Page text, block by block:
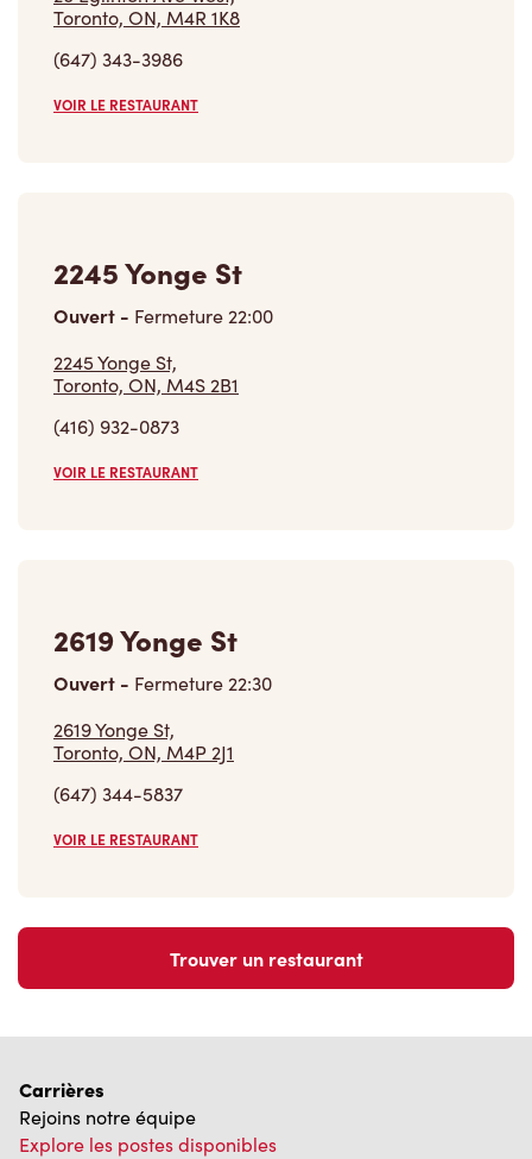
Toronto, ON, M4R 1K8
(647) 343-3986
VOIR LE RESTAURANT
2245 Yonge St
Ouvert - Fermeture22:00
2245 Yonge St,
Toronto, ON, M4S 2B1
(416) 932-0873
VOIR LE RESTAURANT
2619 Yonge St
Ouvert - Fermeture22:30
2619 Yonge St,
Toronto, ON, M4P 2J1
(647) 344-5837
VOIR LE RESTAURANT
Trouver un restaurant
Carrières
Rejoins notre équipe
Explore les postes disponibles